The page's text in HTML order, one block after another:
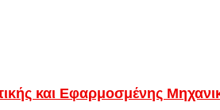
και Εφαρμοσμένης